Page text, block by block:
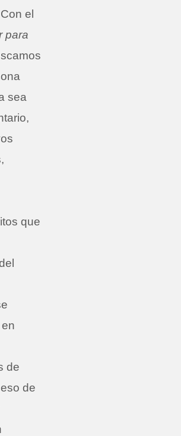
el
para
sea
que
de
de